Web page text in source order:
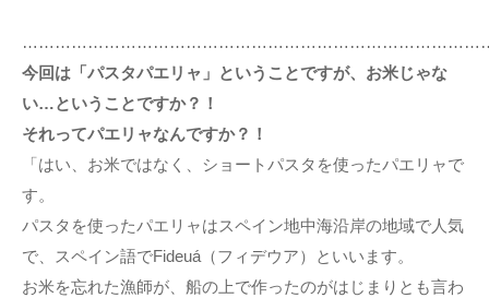
今回は「パスタパエリャ」ということですが、お米じゃな
い…ということですか？！
それってパエリャなんですか？！
「はい、お米ではなく、ショートパスタを使ったパエリャで
す。
パスタを使ったパエリャはスペイン地中海沿岸の地域で人気
で、スペイン語でFideuá（フィデウア）といいます。
お米を忘れた漁師が、船の上で作ったのがはじまりとも言わ